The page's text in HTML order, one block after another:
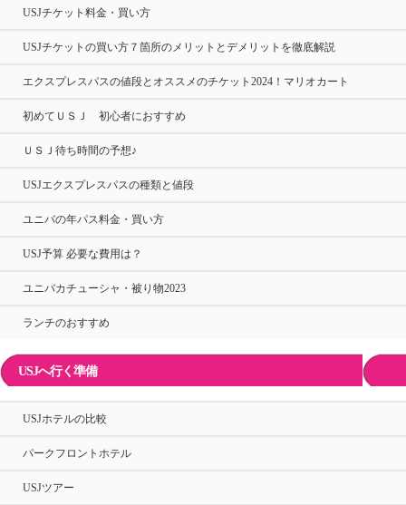
USJチケット料金・買い方
USJチケットの買い方７箇所のメリットとデメリットを徹底解説
エクスプレスパスの値段とオススメのチケット2024！マリオカート
初めてＵＳＪ 初心者におすすめ
ＵＳＪ待ち時間の予想♪
USJエクスプレスパスの種類と値段
ユニバの年パス料金・買い方
USJ予算 必要な費用は？
ユニバカチューシャ・被り物2023
ランチのおすすめ
USJへ行く準備
USJホテルの比較
パークフロントホテル
USJツアー